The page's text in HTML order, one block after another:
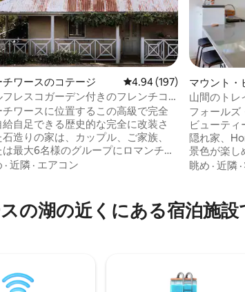
星中4.94つ星の平均評価
チワースのコテージ レビュー197件、5つ星中
4.94 (197)
フレスコガーデン付きのフレンチコ
ジ・ビーチワース
チワースに位置するこの高級で完全
給自足できる歴史的な完全に改装さ
造りの家は、カップル、ご家族、
は最大6名様のグループにロマンチッ
宿泊施設を提供しており、素晴らし
への散歩をお楽しみいただけます。
ベル湖の近くに静かに位置し、家族
は両方を予約してください。
· 近隣 · エアコン
マウント・
ォンガ・サ
山間のトレ
ー＆乗馬ト
フォールズ
ビューテ
隠れ家、
景色が楽しめます。 町
分で、近く
ゥ・マウン
クリング、
たデッキで
プスの風景
眺め · 近隣 ·
の湖の近くにある宿泊施